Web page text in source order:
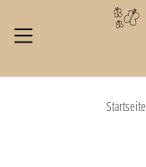
Startseite